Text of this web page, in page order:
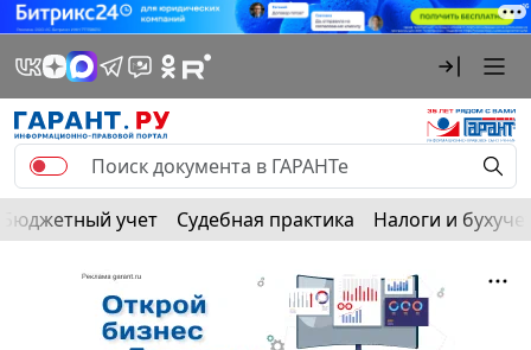
Бюджетный учет Судебная практика Налоги и